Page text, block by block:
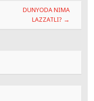
DUNYODA NIMA
LAZZATLI? →